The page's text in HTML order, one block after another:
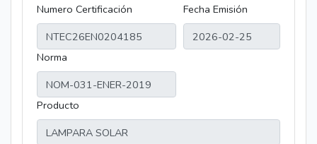
Numero Certificación Fecha Emisión
Norma
Producto